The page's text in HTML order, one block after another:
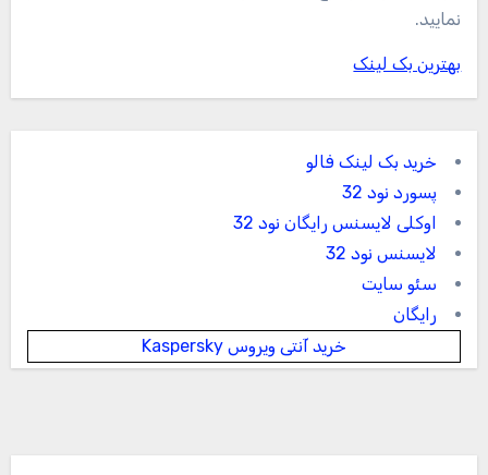
نمایید.
بهترین بک لینک
خرید بک لینک فالو
پسورد نود 32
اوکلی لایسنس رایگان نود 32
لایسنس نود 32
سئو سایت
رایگان
خرید آنتی ویروس Kaspersky